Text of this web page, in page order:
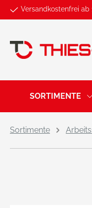
Zur
Versandkostenfrei
SORTIMENTE
Sortimente